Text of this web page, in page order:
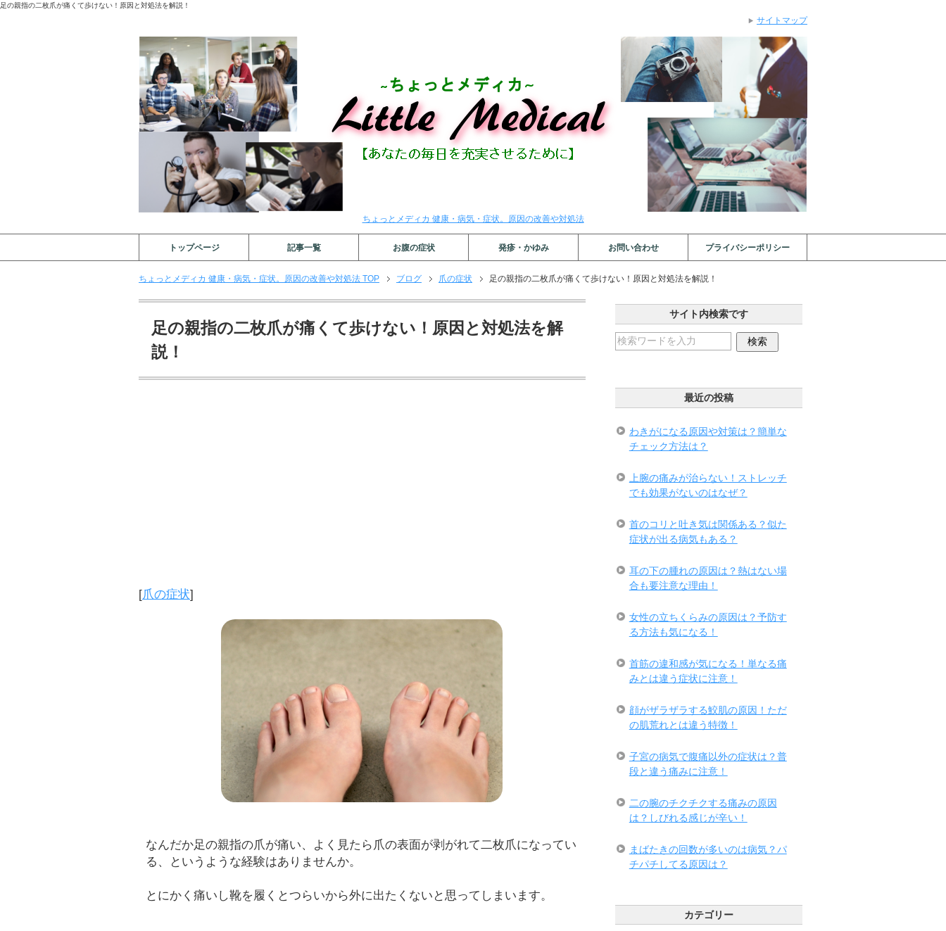
足の親指の二枚爪が痛くて歩けない！原因と対処法を解説！
ちょっとメディカ 健康・病気・症状。原因の改善や対処法
トップページ 記事一覧 お腹の症状 発疹・かゆみ お問い合わせ プライバシーポリシー
ちょっとメディカ 健康・病気・症状。原因の改善や対処法 TOP ブログ 爪の症状 足の親指の二枚爪が痛くて歩けない！原因と対処法を解説！
足の親指の二枚爪が痛くて歩けない！原因と対処法を解
説！
[爪の症状]
なんだか足の親指の爪が痛い、よく見たら爪の表面が剥がれて二枚爪になってい
る、というような経験はありませんか。
とにかく痛いし靴を履くとつらいから外に出たくないと思ってしまいます。
サイト内検索です
最近の投稿
わきがになる原因や対策は？簡単な
チェック方法は？
上腕の痛みが治らない！ストレッチ
でも効果がないのはなぜ？
首のコリと吐き気は関係ある？似た
症状が出る病気もある？
耳の下の腫れの原因は？熱はない場
合も要注意な理由！
女性の立ちくらみの原因は？予防す
る方法も気になる！
首筋の違和感が気になる！単なる痛
みとは違う症状に注意！
顔がザラザラする鮫肌の原因！ただ
の肌荒れとは違う特徴！
子宮の病気で腹痛以外の症状は？普
段と違う痛みに注意！
二の腕のチクチクする痛みの原因
は？しびれる感じが辛い！
まばたきの回数が多いのは病気？パ
チパチしてる原因は？
カテゴリー
サイトマップ